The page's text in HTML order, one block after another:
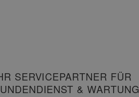
SERVICEPARTNER FÜR
& WARTUNG